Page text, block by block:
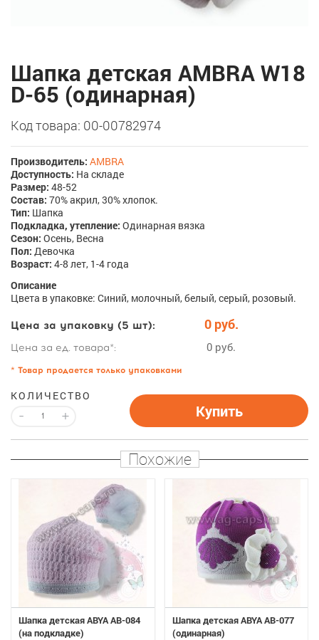
Шапка детская AMBRA W18
D-65 (одинарная)
Код товара: 00-00782974
Производитель: AMBRA
Доступность: На складе
Размер: 48-52
Состав: 70% акрил, 30% хлопок.
Тип: Шапка
Подкладка, утепление: Одинарная вязка
Сезон: Осень, Весна
Пол: Девочка
Возраст: 4-8 лет, 1-4 года
Описание
Цвета в упаковке: Синий, молочный, белый, серый, розовый.
Цена за упаковку (5 шт): 0 руб.
Цена за ед. товара*: 0 руб.
* Товар продается только упаковками
КОЛИЧЕСТВО
- + Купить
Похожие
Шапка детская ABYA AB-084
(на подкладке)
Шапка детская ABYA AB-077
(одинарная)